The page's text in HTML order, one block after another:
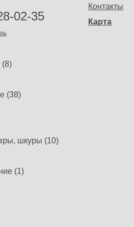
Контакты
Карта
02-35
(8)
(38)
шкуры (10)
(1)